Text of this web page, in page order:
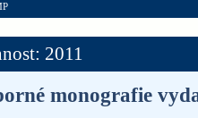
2011
monografie